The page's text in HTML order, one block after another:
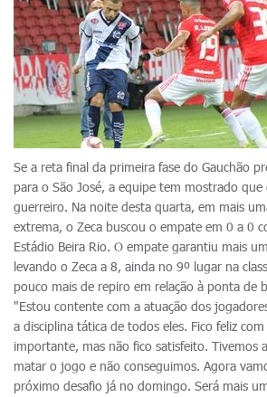
Se a reta final da primeira fase do Gauchão
para o São José, a equipe tem mostrado
guerreiro. Na noite desta quarta, em mais
extrema, o Zeca buscou o empate em 0 a 0
Estádio Beira Rio. O empate garantiu mais
levando o Zeca a 8, ainda no 9º lugar na
pouco mais de repiro em relação à ponta de
"Estou contente com a atuação dos
a disciplina tática de todos eles. Fico feliz
importante, mas não fico satisfeito. Tivemos
matar o jogo e não conseguimos. Agora
próximo desafio já no domingo. Será mais